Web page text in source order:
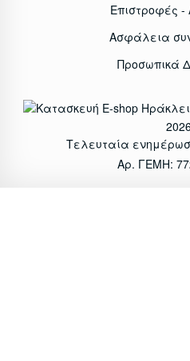
Επιστροφές -
Ασφάλεια
Προσωπικά
Τελευταία
Αρ. ΓΕΜΗ: